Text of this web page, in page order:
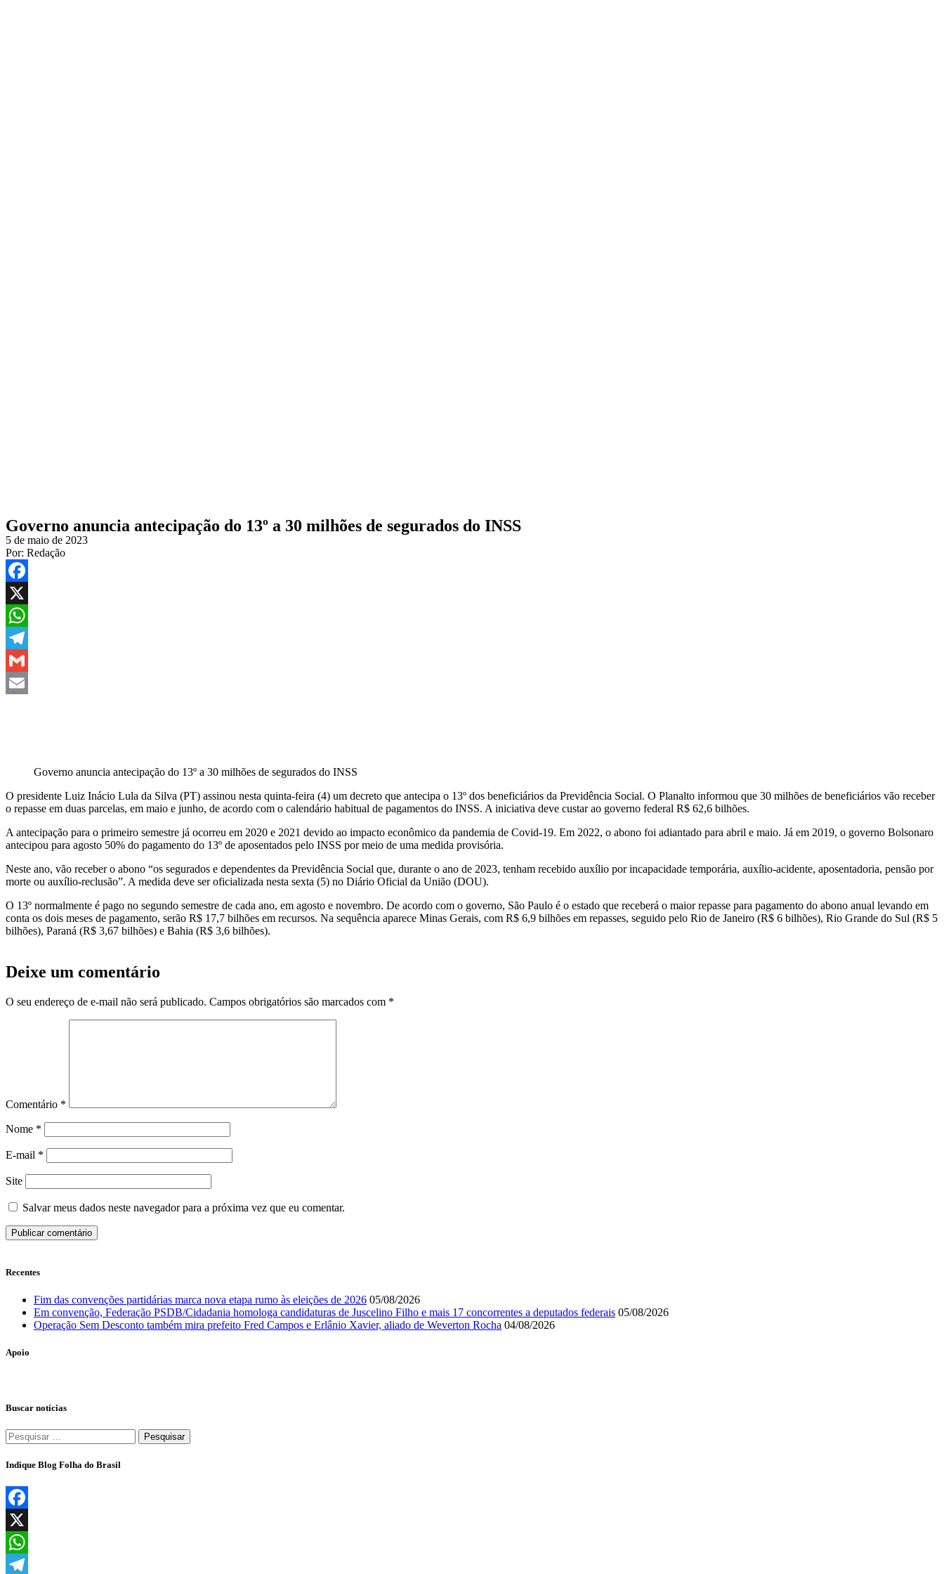
Governo anuncia antecipação do 13º a 30 milhões de segurados do INSS
5 de maio de 2023
Por: Redação
Facebook
X
WhatsApp
Telegram
Gmail
Governo anuncia antecipação do 13º a 30 milhões de segurados do INSS
O presidente Luiz Inácio Lula da Silva (PT) assinou nesta quinta-feira (4) um decreto que antecipa o 13º dos beneficiários da Previdência Social. O Planalto informou que 30 milhões de beneficiários vão receber
o repasse em duas parcelas, em maio e junho, de acordo com o calendário habitual de pagamentos do INSS. A iniciativa deve custar ao governo federal R$ 62,6 bilhões.
A antecipação para o primeiro semestre já ocorreu em 2020 e 2021 devido ao impacto econômico da pandemia de Covid-19. Em 2022, o abono foi adiantado para abril e maio. Já em 2019, o governo Bolsonaro
antecipou para agosto 50% do pagamento do 13º de aposentados pelo INSS por meio de uma medida provisória.
Neste ano, vão receber o abono “os segurados e dependentes da Previdência Social que, durante o ano de 2023, tenham recebido auxílio por incapacidade temporária, auxílio-acidente, aposentadoria, pensão por
morte ou auxílio-reclusão”. A medida deve ser oficializada nesta sexta (5) no Diário Oficial da União (DOU).
O 13º normalmente é pago no segundo semestre de cada ano, em agosto e novembro. De acordo com o governo, São Paulo é o estado que receberá o maior repasse para pagamento do abono anual levando em
conta os dois meses de pagamento, serão R$ 17,7 bilhões em recursos. Na sequência aparece Minas Gerais, com R$ 6,9 bilhões em repasses, seguido pelo Rio de Janeiro (R$ 6 bilhões), Rio Grande do Sul (R$ 5
bilhões), Paraná (R$ 3,67 bilhões) e Bahia (R$ 3,6 bilhões).
Deixe um comentário
O seu endereço de e-mail não será publicado. Campos obrigatórios são marcados com *
Comentário *
Nome *
E-mail *
Site
Salvar meus dados neste navegador para a próxima vez que eu comentar.
Recentes
Fim das convenções partidárias marca nova etapa rumo às eleições de 2026 05/08/2026
Em convenção, Federação PSDB/Cidadania homologa candidaturas de Juscelino Filho e mais 17 concorrentes a deputados federais 05/08/2026
Operação Sem Desconto também mira prefeito Fred Campos e Erlânio Xavier, aliado de Weverton Rocha 04/08/2026
Apoio
Buscar notícias
Pesquisar
por:
Indique Blog Folha do Brasil
Facebook
X
WhatsApp